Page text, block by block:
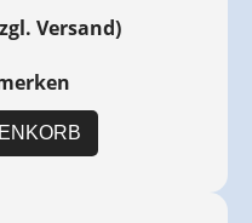
Versand)